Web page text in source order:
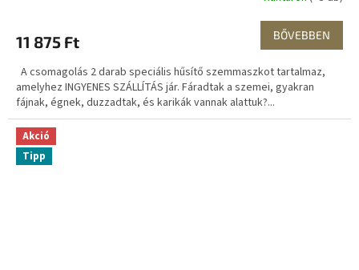
E
N
S
11 875 Ft BŐVEBBEN
A csomagolás 2 darab speciális hűsítő szemmaszkot tartalmaz,
amelyhez INGYENES SZÁLLÍTÁS jár. Fáradtak a szemei, gyakran
fájnak, égnek, duzzadtak, és karikák vannak alattuk?...
Akció
Tipp